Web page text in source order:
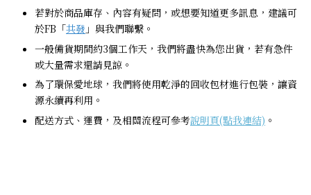
若對於商品庫存、內容有疑問，或想要知道更多訊息，建議可
於FB「共發 」與我們聯繫。
一般備貨期間約3個工作天，我們將盡快為您出貨，若有急件
或大量需求還請見諒。
為了環保愛地球，我們將使用乾淨的回收包材進行包裝，讓資
源永續再利用。
配送方式、運費，及相關流程可參考說明頁(點我連結) 。